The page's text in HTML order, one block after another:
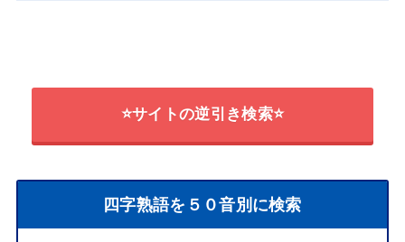
⭐サイトの逆引き検索⭐
四字熟語を５０音別に検索